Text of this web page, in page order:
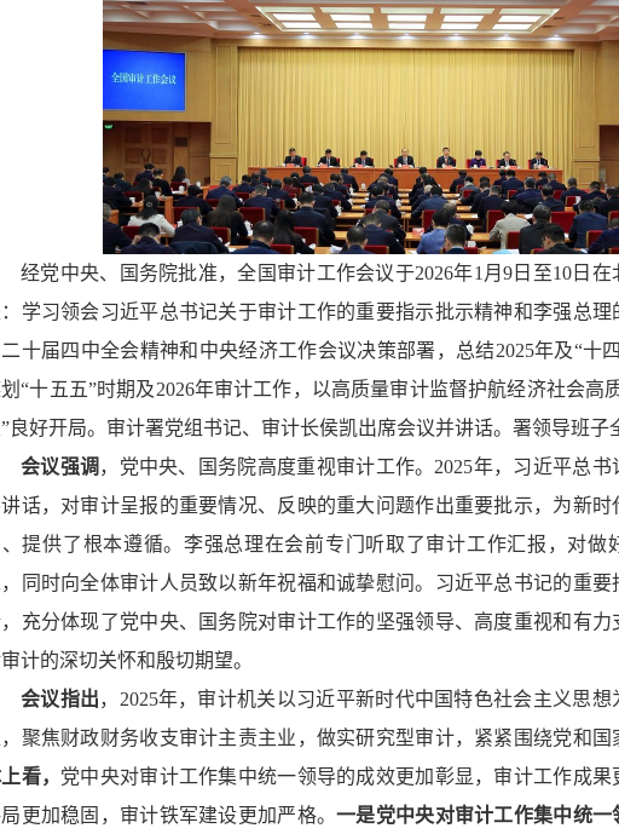
经党中央、国务院批准，全国审计工作会议于2026年1月9日至10日在
学习领会习近平总书记关于审计工作的重要指示批示精神和李强总
十届四中全会精神和中央经济工作会议决策部署，总结2025年及“十
“十五五”时期及2026年审计工作，以高质量审计监督护航经济社会高
良好开局。审计署党组书记、审计长侯凯出席会议并讲话。署领导班子
会议强调 ，党中央、国务院高度重视审计工作。2025年，习近平总
话，对审计呈报的重要情况、反映的重大问题作出重要批示，为新
提供了根本遵循。李强总理在会前专门听取了审计工作汇报，对做
同时向全体审计人员致以新年祝福和诚挚慰问。习近平总书记的重
充分体现了党中央、国务院对审计工作的坚强领导、高度重视和有
计的深切关怀和殷切期望。
会议指出，2025年，审计机关以习近平新时代中国特色社会主义思
聚焦财政财务收支审计主责主业，做实研究型审计，紧紧围绕党和国
看， 党中央对审计工作集中统一领导的成效更加彰显，审计工作成
更加稳固，审计铁军建设更加严格。一是党中央对审计工作集中统一